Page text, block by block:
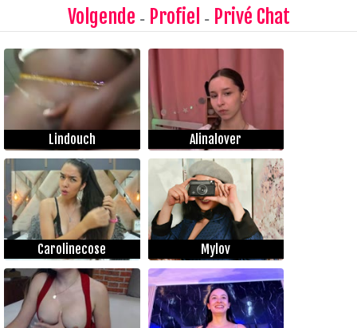
Volgende - Profiel - Privé Chat
Lindouch Alinalover
Carolinecose Mylov